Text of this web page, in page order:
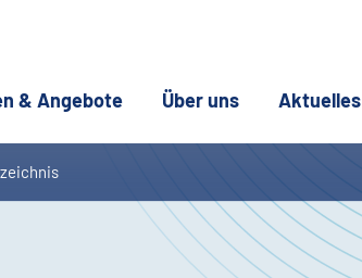
& Angebote Über uns Aktuelles